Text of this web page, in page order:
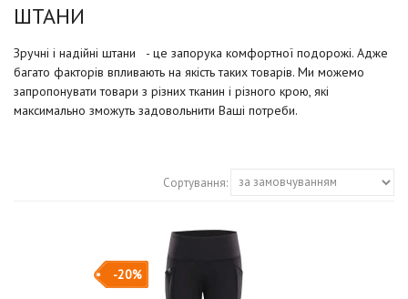
ШТАНИ
Зручні і надійні штани - це запорука комфортної подорожі. Адже
багато факторів впливають на якість таких товарів. Ми можемо
запропонувати товари з різних тканин і різного крою, які
максимально зможуть задовольнити Ваші потреби.
Сортування:
-20%